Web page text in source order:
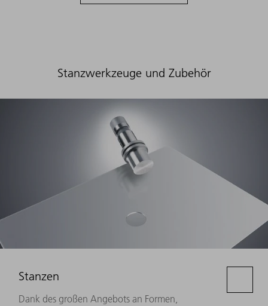
Stanzwerkzeuge und Zubehör
Stanzen
Dank des großen Angebots an Formen,